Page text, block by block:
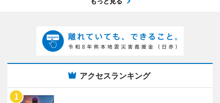
アクセスランキング